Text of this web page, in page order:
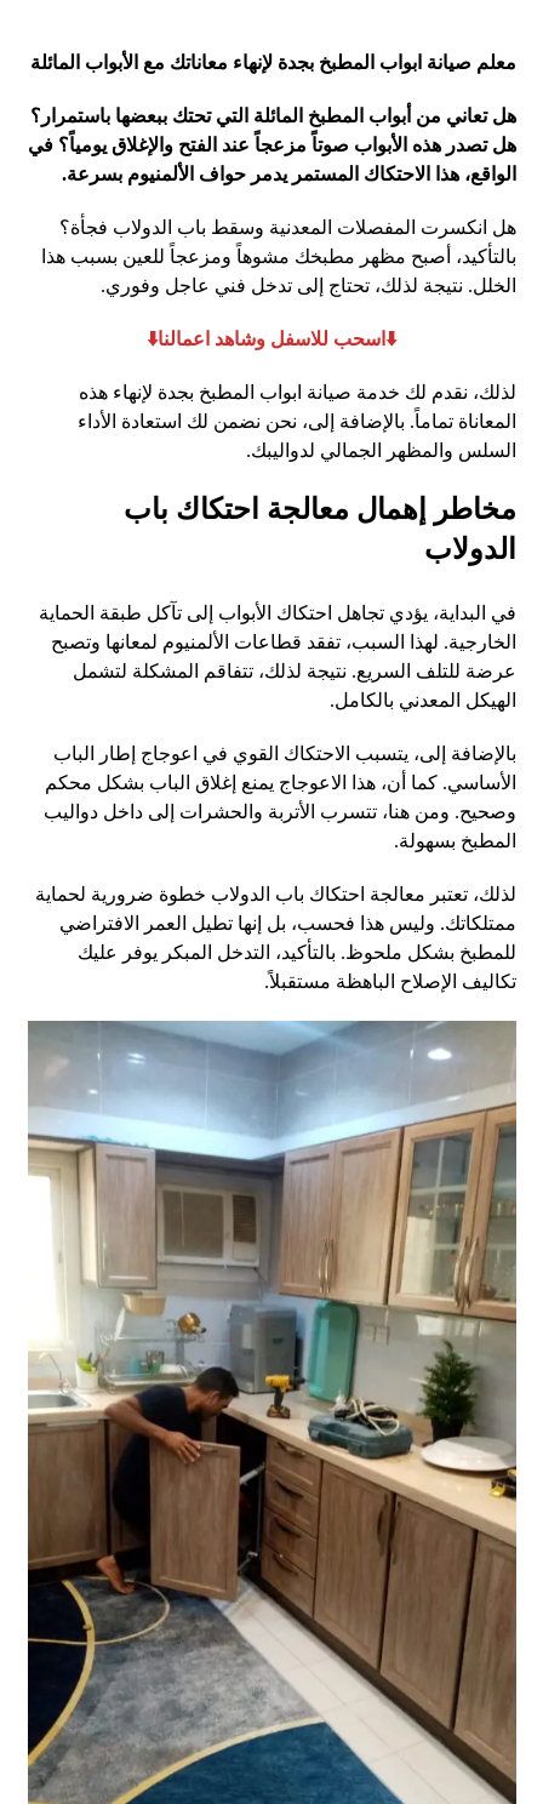
معلم صيانة ابواب المطبخ بجدة لإنهاء معاناتك مع الأبواب المائلة
هل تعاني من أبواب المطبخ المائلة التي تحتك ببعضها باستمرار؟
هل تصدر هذه الأبواب صوتاً مزعجاً عند الفتح والإغلاق يومياً؟ في
الواقع، هذا الاحتكاك المستمر يدمر حواف الألمنيوم بسرعة.
هل انكسرت المفصلات المعدنية وسقط باب الدولاب فجأة؟
بالتأكيد، أصبح مظهر مطبخك مشوهاً ومزعجاً للعين بسبب هذا
الخلل. نتيجة لذلك، تحتاج إلى تدخل فني عاجل وفوري.
⬇️اسحب للاسفل وشاهد اعمالنا⬇️
لذلك، نقدم لك خدمة صيانة ابواب المطبخ بجدة لإنهاء هذه
المعاناة تماماً. بالإضافة إلى، نحن نضمن لك استعادة الأداء
السلس والمظهر الجمالي لدواليبك.
مخاطر إهمال معالجة احتكاك باب
الدولاب
في البداية، يؤدي تجاهل احتكاك الأبواب إلى تآكل طبقة الحماية
الخارجية. لهذا السبب، تفقد قطاعات الألمنيوم لمعانها وتصبح
عرضة للتلف السريع. نتيجة لذلك، تتفاقم المشكلة لتشمل
الهيكل المعدني بالكامل.
بالإضافة إلى، يتسبب الاحتكاك القوي في اعوجاج إطار الباب
الأساسي. كما أن، هذا الاعوجاج يمنع إغلاق الباب بشكل محكم
وصحيح. ومن هنا، تتسرب الأتربة والحشرات إلى داخل دواليب
المطبخ بسهولة.
لذلك، تعتبر معالجة احتكاك باب الدولاب خطوة ضرورية لحماية
ممتلكاتك. وليس هذا فحسب، بل إنها تطيل العمر الافتراضي
للمطبخ بشكل ملحوظ. بالتأكيد، التدخل المبكر يوفر عليك
تكاليف الإصلاح الباهظة مستقبلاً.